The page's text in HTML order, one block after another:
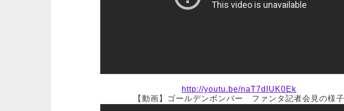
http://youtu.be/naT7dIUK0Ek
【動画】ゴールデンボンバー ファンタ記者会見の様子